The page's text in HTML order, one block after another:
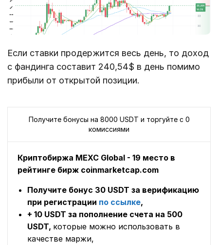
Если ставки продержится весь день, то доход
с фандинга составит 240,54$ в день помимо
прибыли от открытой позиции.
Получите бонусы на 8000 USDT и торгуйте с 0
комиссиями
Криптобиржа MEXC Global - 19 место в
рейтинге бирж coinmarketcap.com
Получите бонус 30 USDT за верификацию
при регистрации по ссылке,
+ 10 USDT за пополнение счета на 500
USDT, которые можно использовать в
качестве маржи,